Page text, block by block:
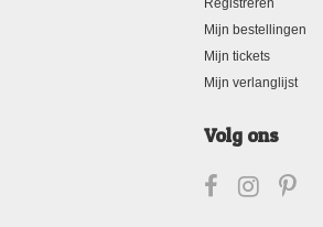
Registreren
Mijn bestellingen
Mijn tickets
Mijn verlanglijst
Volg ons